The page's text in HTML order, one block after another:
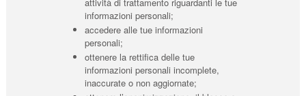
informazioni personali;
accedere alle tue informazioni
personali;
ottenere la rettifica delle tue
informazioni personali incomplete,
inaccurate o non aggiornate;